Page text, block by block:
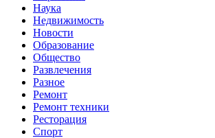
Наука
Недвижимость
Новости
Образование
Общество
Развлечения
Разное
Ремонт
Ремонт техники
Ресторация
Спорт